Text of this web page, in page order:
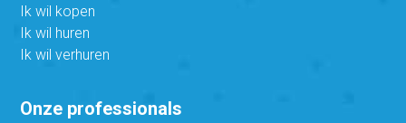
Ik wil kopen
Ik wil huren
Ik wil verhuren
Onze professionals